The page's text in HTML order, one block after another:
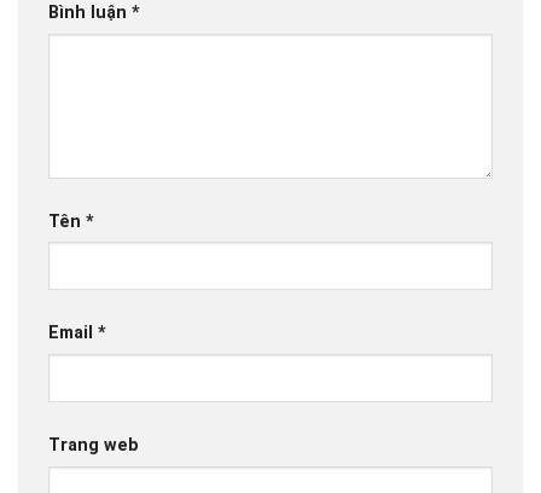
Bình luận *
Tên *
Email *
Trang web